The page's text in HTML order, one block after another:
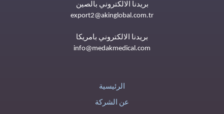
بريدنا الالكتروني بالصين
export2@akinglobal.com.tr
بريدنا الالكتروني بامريكا
info@medakmedical.com
الرئيسية
عن الشركة